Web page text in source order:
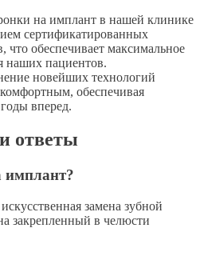
на имплант в нашей клинике
сертификатированных
что обеспечивает максимальное
наших пациентов.
новейших технологий
обеспечивая
вперед.
ответы
имплант?
замена зубной
закрепленный в челюсти